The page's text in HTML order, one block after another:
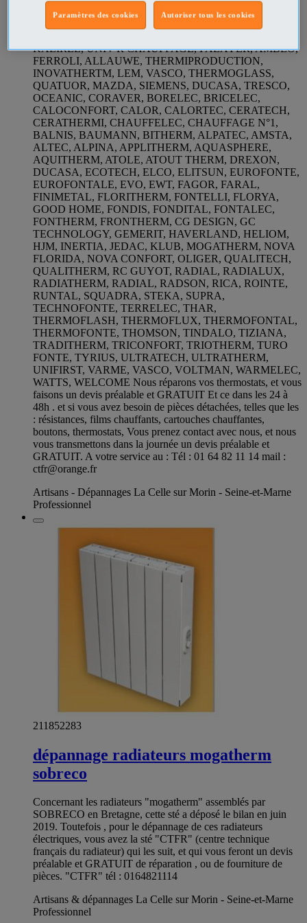
CALDER, STIEBEL ELTRON, UNICONFORT,
KALIREL, UNIV'R CHAUFFAGE, PALAYER, AMBEO,
FERROLI, ALLAUWE, THERMIPRODUCTION,
INOVATHERTM, LEM, VASCO, THERMOGLASS,
QUATUOR, MAZDA, SIEMENS, DUCASA, TRESCO,
OCEANIC, CORAVER, BORELEC, BRICELEC,
CALOCONFORT, CALOR, CALORTEC, CERATECH,
CERATHERMI, CHAUFFELEC, CHAUFFAGE N°1,
BALNIS, BAUMANN, BITHERM, ALPATEC, AMSTA,
ALTEC, ALPINA, APPLITHERM, AQUASPHERE,
AQUITHERM, ATOLE, ATOUT THERM, DREXON,
DUCASA, ECOTECH, ELCO, ELITSUN, EUROFONTE,
EUROFONTALE, EVO, EWT, FAGOR, FARAL,
FINIMETAL, FLORITHERM, FONTELLI, FLORYA,
GOOD HOME, FONDIS, FONDITAL, FONTALEC,
FONTHERM, FRONTHERM, CG DESIGN, GC
TECHNOLOGY, GEMERIT, HAVERLAND, HELIOM,
HJM, INERTIA, JEDAC, KLUB, MOGATHERM, NOVA
FLORIDA, NOVA CONFORT, OLIGER, QUALITECH,
QUALITHERM, RC GUYOT, RADIAL, RADIALUX,
RADIATHERM, RADIAL, RADSON, RICA, ROINTE,
RUNTAL, SQUADRA, STEKA, SUPRA,
TECHNOFONTE, TERRELEC, THAR,
THERMOFLASH, THERMOFLUX, THERMOFONTAL,
THERMOFONTE, THOMSON, TINDALO, TIZIANA,
TRADITHERM, TRICONFORT, TRIOTHERM, TURO
FONTE, TYRIUS, ULTRATECH, ULTRATHERM,
UNIFIRST, VARME, VASCO, VOLTMAN, WARMELEC,
WATTS, WELCOME Nous réparons vos thermostats, et vous
faisons un devis préalable et GRATUIT Et ce dans les 24 à
48h . et si vous avez besoin de pièces détachées, telles que les
: résistances, films chauffants, cartouches chauffantes,
boutons, thermostats, Vous prenez contact avec nous, et nous
vous transmettons dans la journée un devis préalable et
GRATUIT. A votre service au : Tél : 01 64 82 11 14 mail :
ctfr@orange.fr
Artisans - Dépannages La Celle sur Morin - Seine-et-Marne
Professionnel
211852283
dépannage radiateurs mogatherm
sobreco
Concernant les radiateurs "mogatherm" assemblés par
SOBRECO en Bretagne, cette sté a déposé le bilan en juin
2019. Toutefois , pour le dépannage de ces radiateurs
électriques, vous avez la sté "CTFR" (centre technique
français du radiateur) qui les suit, et qui vous feront un devis
préalable et GRATUIT de réparation , ou de fourniture de
pièces. "CTFR" tél : 0164821114
Artisans & dépannages La Celle sur Morin - Seine-et-Marne
Professionnel
Autoriser tous les cookies
Paramètres des cookies